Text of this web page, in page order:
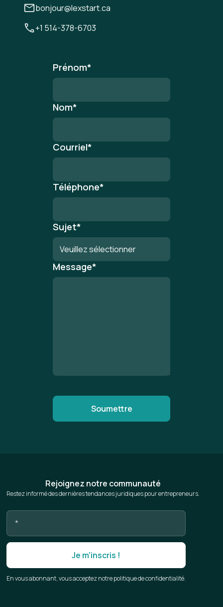
bonjour@lexstart.ca
+1 514-378-6703
Prénom*
Nom*
Courriel*
Téléphone*
Sujet*
Message*
Rejoignez notre communauté
Restez informé des dernières tendances juridiques pour entrepreneurs.
En vous abonnant, vous acceptez notre politique de confidentialité.